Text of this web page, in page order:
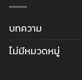
บทความ
ไม่มีหมวดหมู่